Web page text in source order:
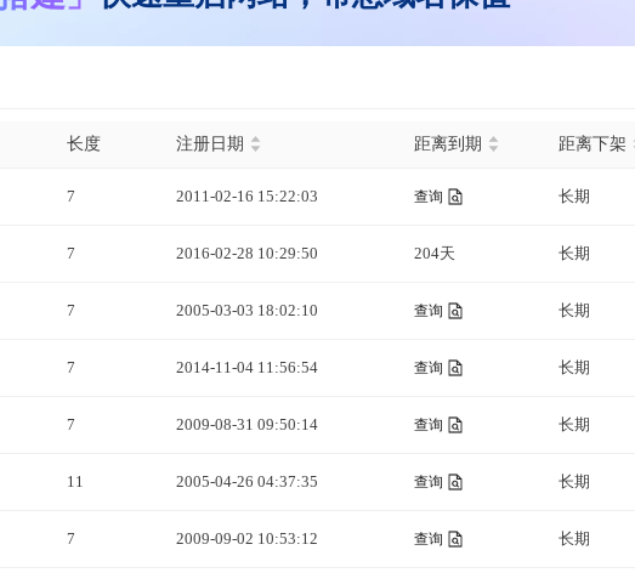
长度 注册日期 距离到期 距离下架
7 2011-02-16 15:22:03 查询 长期
7 2016-02-28 10:29:50 204天 长期
7 2005-03-03 18:02:10 查询 长期
7 2014-11-04 11:56:54 查询 长期
7 2009-08-31 09:50:14 查询 长期
11 2005-04-26 04:37:35 查询 长期
7 2009-09-02 10:53:12 查询 长期